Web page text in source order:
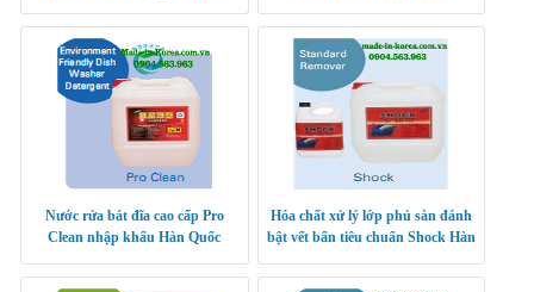
Nước rửa bát đĩa cao cấp Pro
Clean nhập khẩu Hàn Quốc
Hóa chất xử lý lớp phủ sàn đánh
bật vết bẩn tiêu chuẩn Shock Hàn